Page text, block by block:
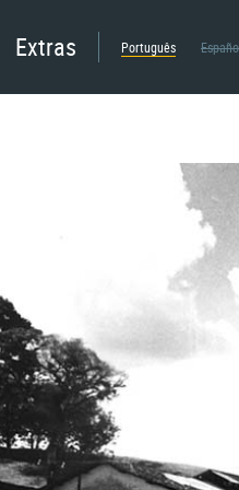
Extras Português